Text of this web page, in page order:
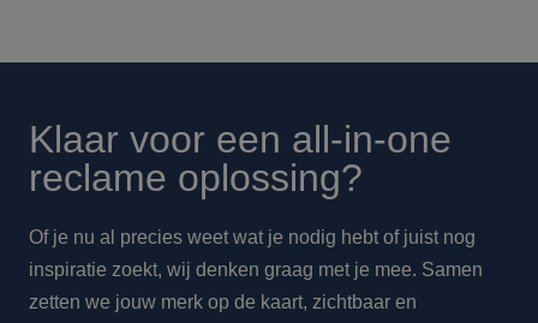
Klaar voor een all-in-one
reclame oplossing?
Of je nu al precies weet wat je nodig hebt of juist nog
inspiratie zoekt, wij denken graag met je mee. Samen
zetten we jouw merk op de kaart, zichtbaar en